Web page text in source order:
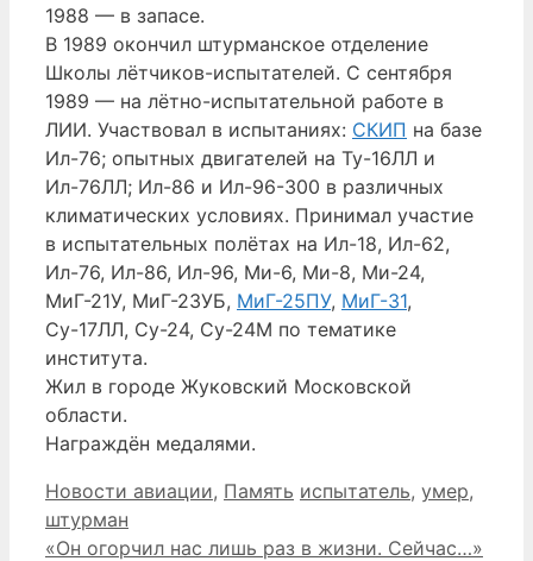
1988 — в запасе.
В 1989 окончил штурманское отделение
Школы лётчиков-испытателей. С сентября
1989 — на лётно-испытательной работе в
ЛИИ. Участвовал в испытаниях: СКИП на базе
Ил-76; опытных двигателей на Ту-16ЛЛ и
Ил-76ЛЛ; Ил-86 и Ил-96-300 в различных
климатических условиях. Принимал участие
в испытательных полётах на Ил-18, Ил-62,
Ил-76, Ил-86, Ил-96, Ми-6, Ми-8, Ми-24,
МиГ-21У, МиГ-23УБ, МиГ-25ПУ, МиГ-31,
Су-17ЛЛ, Су-24, Су-24М по тематике
института.
Жил в городе Жуковский Московской
области.
Награждён медалями.
Рубрики
Новости авиации, Память Метки
испытатель, умер,
штурман
«Он огорчил нас лишь раз в жизни. Сейчас…»